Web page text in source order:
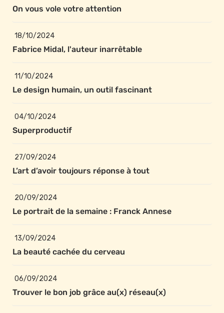
On vous vole votre attention
Fabrice Midal, l'auteur inarrêtable
18/10/2024
Le design humain, un outil fascinant
11/10/2024
Superproductif
04/10/2024
L’art d’avoir toujours réponse à tout
27/09/2024
Le portrait de la semaine : Franck Annese
20/09/2024
La beauté cachée du cerveau
13/09/2024
Trouver le bon job grâce au(x) réseau(x)
06/09/2024